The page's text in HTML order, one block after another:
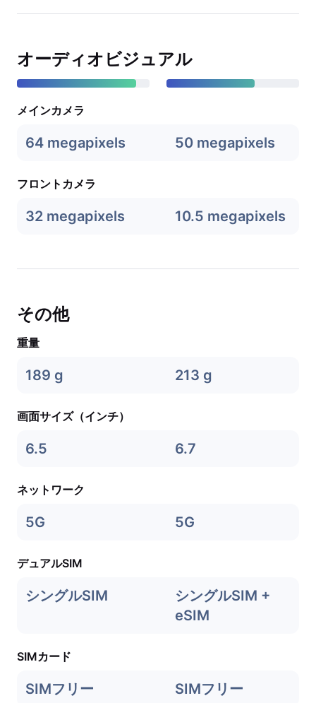
オーディオビジュアル
メインカメラ
64 megapixels 50 megapixels
フロントカメラ
32 megapixels 10.5 megapixels
その他
重量
189 g 213 g
画面サイズ（インチ）
6.5 6.7
ネットワーク
5G 5G
デュアルSIM
シングルSIM
シングルSIM +
eSIM
SIMカード
SIMフリー SIMフリー